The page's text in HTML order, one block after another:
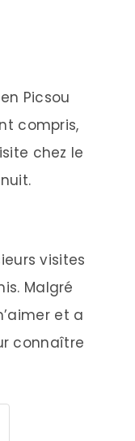
Picsou
compris,
chez le
visites
Malgré
et a
connaître